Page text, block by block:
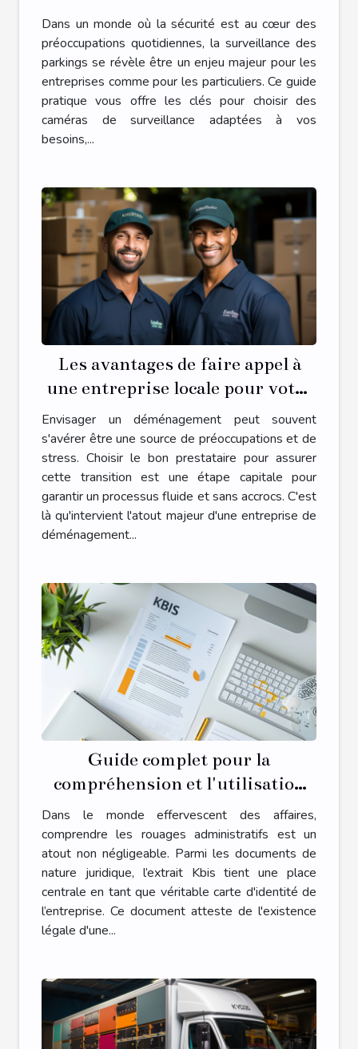
surveillance pour parkings
Dans un monde où la sécurité est au cœur des
préoccupations quotidiennes, la surveillance des
parkings se révèle être un enjeu majeur pour les
entreprises comme pour les particuliers. Ce guide
pratique vous offre les clés pour choisir des
caméras de surveillance adaptées à vos
besoins,...
Les avantages de faire appel à
une entreprise locale pour votre
déménagement
Envisager un déménagement peut souvent
s'avérer être une source de préoccupations et de
stress. Choisir le bon prestataire pour assurer
cette transition est une étape capitale pour
garantir un processus fluide et sans accrocs. C'est
là qu'intervient l'atout majeur d'une entreprise de
déménagement...
Guide complet pour la
compréhension et l'utilisation
des extraits Kbis dans le monde
des affaires
Dans le monde effervescent des affaires,
comprendre les rouages administratifs est un
atout non négligeable. Parmi les documents de
nature juridique, l’extrait Kbis tient une place
centrale en tant que véritable carte d'identité de
l’entreprise. Ce document atteste de l'existence
légale d'une...